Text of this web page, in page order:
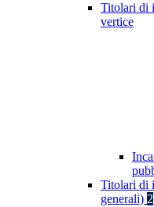
Titolari di
vertice
Titolari di
generali) 2